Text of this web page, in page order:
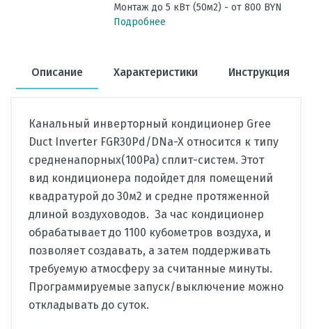
Монтаж до 5 кВт (50м2) - от 800 BYN
Подробнее
Описание Характеристики Инструкция
Канальный инверторный кондиционер Gree
Duct Inverter FGR30Pd/DNa-X относится к типу
средненапорных(100Ра) сплит-систем. Этот
вид кондиционера подойдет для помещений
квадратурой до 30м2 и средне протяженной
длиной воздуховодов. За час кондиционер
обрабатывает до 1100 кубометров воздуха, и
позволяет создавать, а затем поддерживать
требуемую атмосферу за считанные минуты.
Программируемые запуск/выключение можно
откладывать до суток.